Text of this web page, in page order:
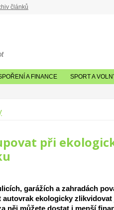
článků
A FINANCE SPORT A
při
garážích a zahradách
autovrak ekologicky zlikvidovat
něj můžete dostat i menší